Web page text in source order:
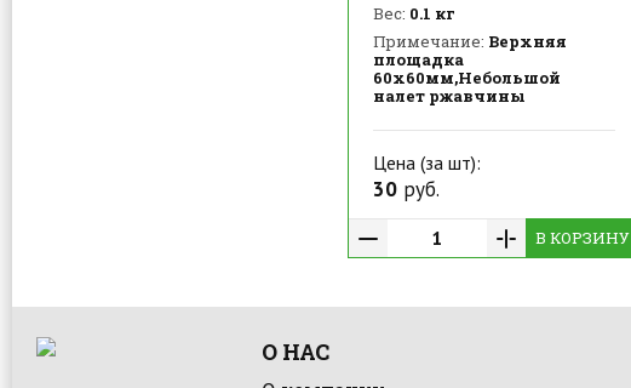
Вес: 0.1 кг
Примечание: Верхняя
площадка
60х60мм,Небольшой
налет ржавчины
Цена (за шт):
30 руб.
В КОРЗИНУ
О НАС